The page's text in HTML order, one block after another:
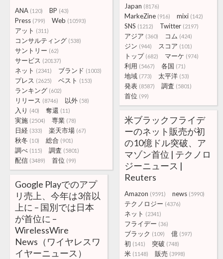
ANA (120) BP (43)
Press (799) Web (10593)
アット (311)
コンサルティング (538)
サントリー (62)
サービス (20137)
ネット (2341) ブランド (1003)
プレス (2625) ベスト (153)
ランキング (602)
リリース (8746) 以外 (58)
入り (40) 奪還 (11)
実施 (2504) 専業 (78)
日経 (333) 楽天市場 (67)
秋冬 (10) 総合 (901)
調べ (115) 調査 (5801)
配信 (3489) 首位 (99)
Japan (8176)
MarkeZine (916) mixi (142)
SNS (1212) Twitter (2197)
アジア (360) コム (424)
ジン (944) スコア (101)
トップ (682) マーケ (974)
利用 (5467) 各国 (71)
地域 (773) 太平洋 (53)
発表 (8587) 調査 (5801)
首位 (99)
米ブラックフライデ
ーのネット販売が初
の10億ドル突破、ア
マゾン首位 | テクノロ
ジーニュース |
Reuters
Amazon (9591) news (5990)
テクノロジー (4376)
ネット (2341)
フライデー (36)
ブラック (109) 億 (597)
初 (141) 突破 (748)
米 (1148) 販売 (3998)
Google Playでのアプ
リ売上、今年は3倍以
上に – 国別では日本
が首位に –
WirelessWire
News（ワイヤレスワ
イヤーニュース）